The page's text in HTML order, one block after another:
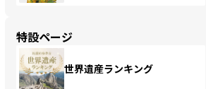
特設ページ
世界遺産ランキング